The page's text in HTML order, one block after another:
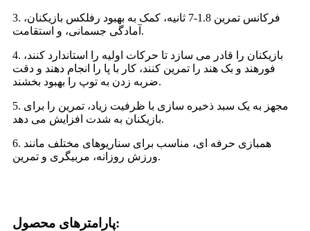
3. فرکانس تمرین 1.8-7 ثانیه، کمک به بهبود رفلکس بازیکنان،
آمادگی جسمانی، و استقامت.
4. بازیکنان را قادر می سازد تا حرکات اولیه را استاندارد کنند،
فورهند و بک هند را تمرین کنند، کار با پا را انجام دهند و دقت
ضربه زدن به توپ را بهبود بخشند.
5. مجهز به یک سبد ذخیره سازی با ظرفیت زیاد، تمرین را برای
بازیکنان به شدت افزایش می دهد.
6. همبازی حرفه ای، مناسب برای سناریوهای مختلف مانند
ورزش روزانه، مربیگری و تمرین.
پارامترهای محصول: